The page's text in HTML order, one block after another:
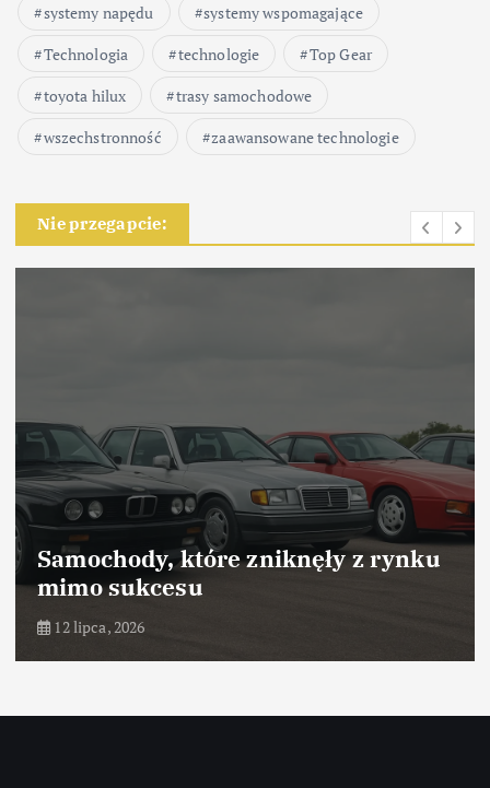
systemy napędu
systemy wspomagające
Technologia
technologie
Top Gear
toyota hilux
trasy samochodowe
wszechstronność
zaawansowane technologie
Nie przegapcie:
Samochody, które zniknęły z rynku
mimo sukcesu
12 lipca, 2026